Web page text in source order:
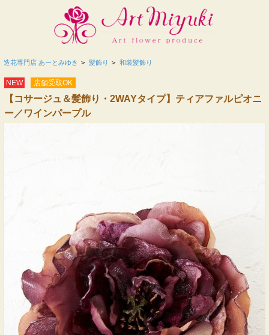
造花専門店 あーとみゆき > 髪飾り > 和装髪飾り
NEW 店舗受取OK
【コサージュ＆髪飾り・2WAYタイプ】ティアファルピオニ
ー／ワインパープル